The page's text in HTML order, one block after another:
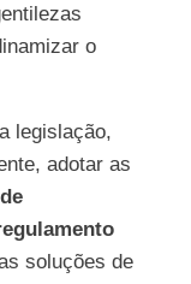
o
legislação,
adotar as
soluções de